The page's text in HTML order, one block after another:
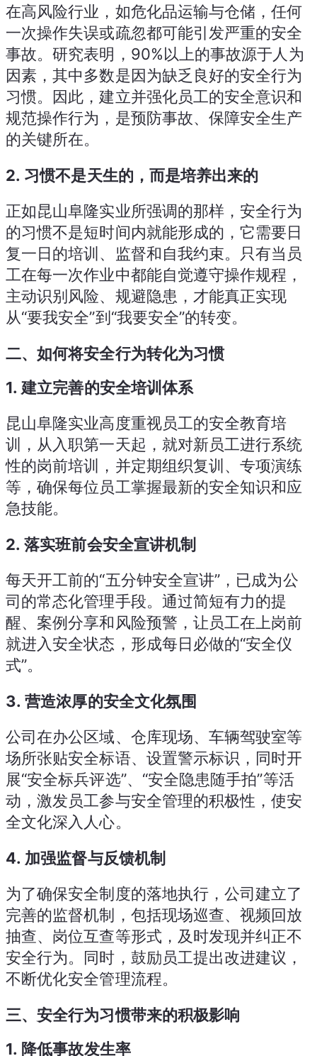
在高风险行业，如危化品运输与仓储，任何
一次操作失误或疏忽都可能引发严重的安全
事故。研究表明，90%以上的事故源于人为
因素，其中多数是因为缺乏良好的安全行为
习惯。因此，建立并强化员工的安全意识和
规范操作行为，是预防事故、保障安全生产
的关键所在。
2. 习惯不是天生的，而是培养出来的
正如昆山阜隆实业所强调的那样，安全行为
的习惯不是短时间内就能形成的，它需要日
复一日的培训、监督和自我约束。只有当员
工在每一次作业中都能自觉遵守操作规程，
主动识别风险、规避隐患，才能真正实现
从“要我安全”到“我要安全”的转变。
二、如何将安全行为转化为习惯
1.建立完善的安全培训体系
昆山阜隆实业高度重视员工的安全教育培
训，从入职第一天起，就对新员工进行系统
性的岗前培训，并定期组织复训、专项演练
等，确保每位员工掌握最新的安全知识和应
急技能。
2.落实班前会安全宣讲机制
每天开工前的“五分钟安全宣讲”，已成为公
司的常态化管理手段。通过简短有力的提
醒、案例分享和风险预警，让员工在上岗前
就进入安全状态，形成每日必做的“安全仪
式”。
3.营造浓厚的安全文化氛围
公司在办公区域、仓库现场、车辆驾驶室等
场所张贴安全标语、设置警示标识，同时开
展“安全标兵评选”、“安全隐患随手拍”等活
动，激发员工参与安全管理的积极性，使安
全文化深入人心。
4. 加强监督与反馈机制
为了确保安全制度的落地执行，公司建立了
完善的监督机制，包括现场巡查、视频回放
抽查、岗位互查等形式，及时发现并纠正不
安全行为。同时，鼓励员工提出改进建议，
不断优化安全管理流程。
三、安全行为习惯带来的积极影响
1. 降低事故发生率